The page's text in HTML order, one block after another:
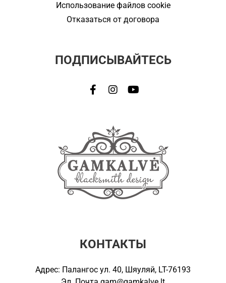
Использование файлов cookie
Отказаться от договора
ПОДПИСЫВАЙТЕСЬ
КОНТАКТЫ
Адрес: Палангос ул. 40, Шяуляй, LT-76193